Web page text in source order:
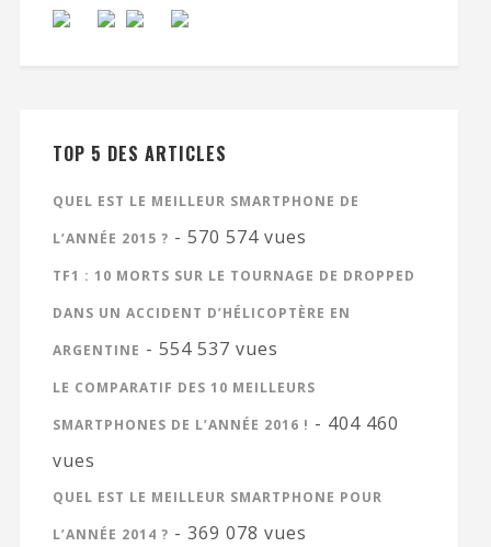
TOP 5 DES ARTICLES
QUEL EST LE MEILLEUR SMARTPHONE DE
L’ANNÉE 2015 ? - 570 574 vues
TF1 : 10 MORTS SUR LE TOURNAGE DE DROPPED
DANS UN ACCIDENT D’HÉLICOPTÈRE EN
ARGENTINE - 554 537 vues
LE COMPARATIF DES 10 MEILLEURS
SMARTPHONES DE L’ANNÉE 2016 ! - 404 460
vues
QUEL EST LE MEILLEUR SMARTPHONE POUR
L’ANNÉE 2014 ? - 369 078 vues